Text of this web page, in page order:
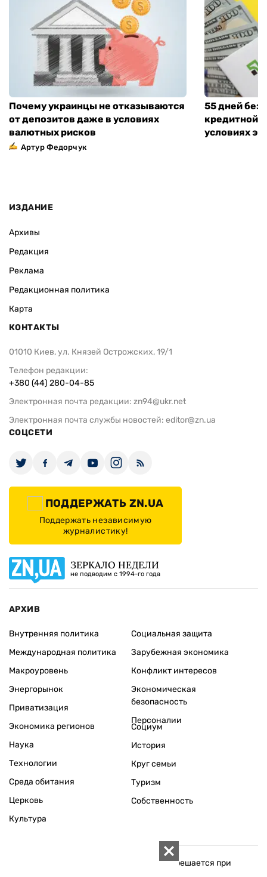
Почему украинцы не отказываются
от депозитов даже в условиях
валютных рисков
Артур Федорчук
55 дней без
кредитной
условиях
ИЗДАНИЕ
Архивы
Редакция
Реклама
Редакционная политика
Карта
КОНТАКТЫ
01010 Киев, ул. Князей Острожских, 19/1
Телефон редакции:
+380 (44) 280-04-85
Электронная почта редакции: zn94@ukr.net
Электронная почта службы новостей: editor@zn.ua
СОЦСЕТИ
ПОДДЕРЖАТЬ ZN.UA
Поддержать независимую
журналистику!
ЗЕРКАЛО НЕДЕЛИ
не подводим с 1994-го года
АРХИВ
Внутренняя политика
Международная политика
Макроуровень
Энергорынок
Приватизация
Экономика регионов
Социальная защита
Зарубежная экономика
Конфликт интересов
Экономическая
безопасность
Персоналии
Наука
Технологии
Среда обитания
Церковь
Культура
Социум
История
Круг семьи
Туризм
Собственность
Использование материалов «ZN.UA» разрешается при